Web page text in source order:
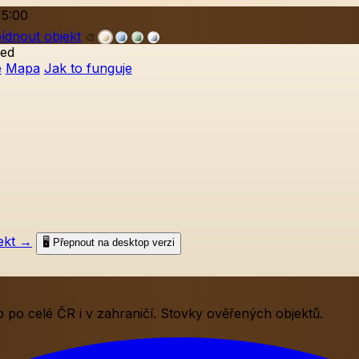
objekt 🎨
Mapa Jak to funguje
→ 🖥️ Přepnout na desktop verzi
celé ČR i v zahraničí. Stovky ověřených objektů.